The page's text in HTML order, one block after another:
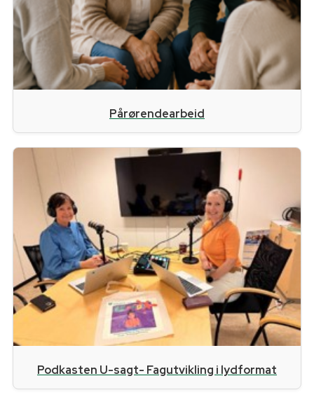
Pårørendearbeid
Podkasten U-sagt- Fagutvikling i lydformat